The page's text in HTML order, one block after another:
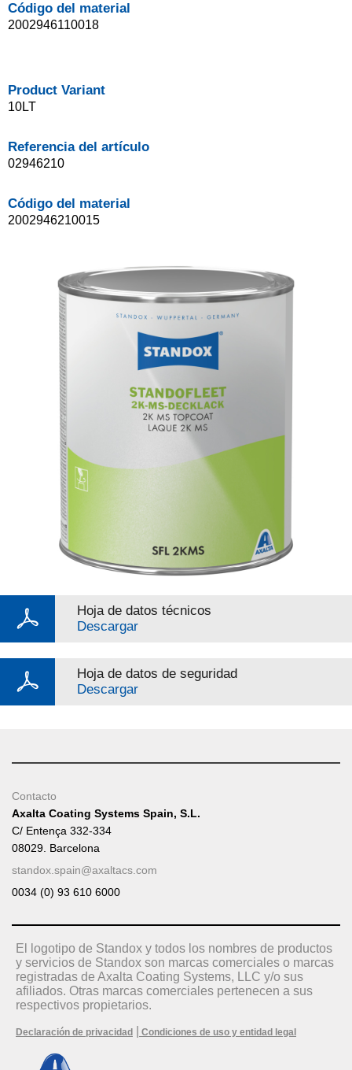
Código del material
2002946110018
Product Variant
10LT
Referencia del artículo
02946210
Código del material
2002946210015
Hoja de datos técnicos
Descargar
Hoja de datos de seguridad
Descargar
Contacto
Axalta Coating Systems Spain, S.L.
C/ Entença 332-334
08029. Barcelona
standox.spain@axaltacs.com
0034 (0) 93 610 6000
El logotipo de Standox y todos los nombres de productos
y servicios de Standox son marcas comerciales o marcas
registradas de Axalta Coating Systems, LLC y/o sus
afiliados. Otras marcas comerciales pertenecen a sus
respectivos propietarios.
Declaración de privacidad Condiciones de uso y entidad legal